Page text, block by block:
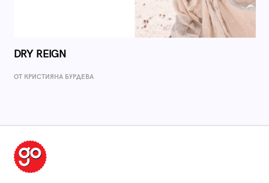
DRY REIGN
ОТ КРИСТИЯНА БУРДЕВА